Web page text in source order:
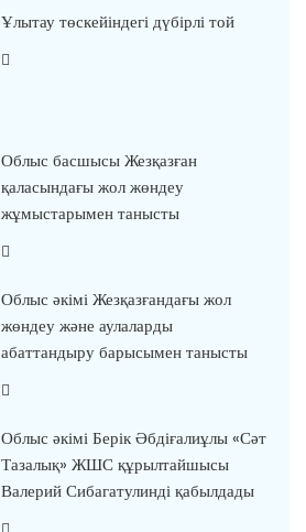
Ұлытау төскейіндегі дүбірлі той
Облыс басшысы Жезқазған
қаласындағы жол жөндеу
жұмыстарымен танысты
Облыс әкімі Жезқазғандағы жол
жөндеу және аулаларды
абаттандыру барысымен танысты
Облыс әкімі Берік Әбдіғалиұлы «Сәт
Тазалық» ЖШС құрылтайшысы
Валерий Сибагатулинді қабылдады